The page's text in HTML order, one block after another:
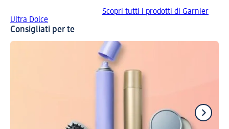
Scopri tutti i prodotti di Garnier
Ultra Dolce
Consigliati per te